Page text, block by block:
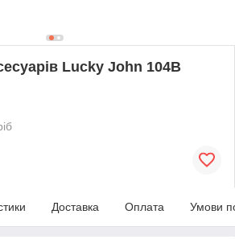
Lucky John 104В
Доставка Оплата Умови